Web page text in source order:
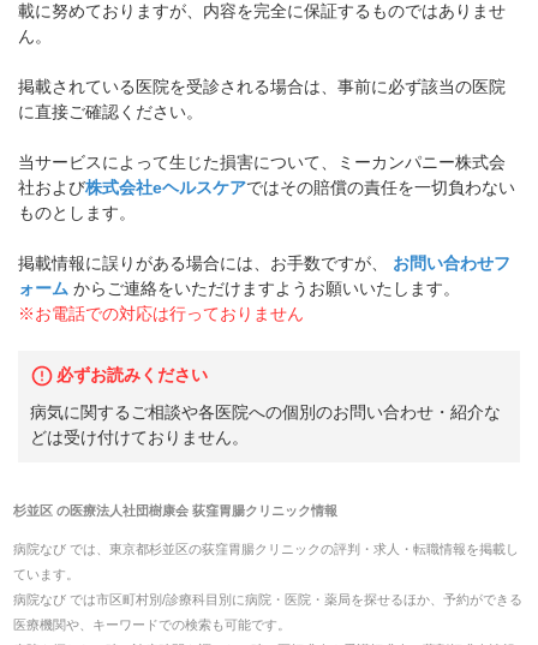
載に努めておりますが、内容を完全に保証するものではありませ
ん。
掲載されている医院を受診される場合は、事前に必ず該当の医院
に直接ご確認ください。
当サービスによって生じた損害について、ミーカンパニー株式会
社および株式会社eヘルスケアではその賠償の責任を一切負わない
ものとします。
掲載情報に誤りがある場合には、お手数ですが、
お問い合わせフ
ォーム からご連絡をいただけますようお願いいたします。
※お電話での対応は行っておりません
必ずお読みください
病気に関するご相談や各医院への個別のお問い合わせ・紹介な
どは受け付けておりません。
杉並区 の医療法人社団樹康会 荻窪胃腸クリニック情報
病院なび では、 東京都杉並区の荻窪胃腸クリニックの評判・求人・転職情報を掲載し
ています。
病院なび では市区町村別/診療科目別に病院・医院・薬局を探せるほか、予約ができる
医療機関や、キーワードでの検索も可能です。